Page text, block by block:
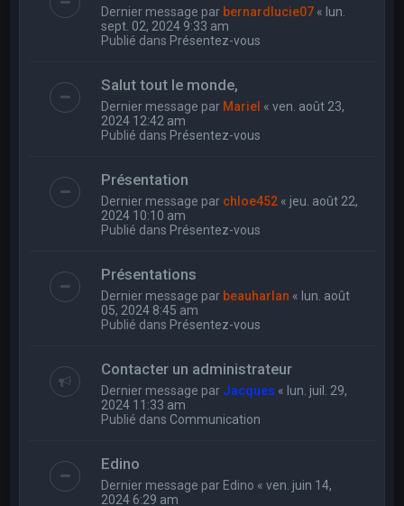
Dernier message par bernardlucie07 « lun.
sept. 02, 2024 9:33 am
Publié dans Présentez-vous
Salut tout le monde,
Dernier message par Mariel «ven. août 23,
2024 12:42 am
Publié dans Présentez-vous
Présentation
Dernier message par chloe452 « jeu. août 22,
2024 10:10 am
Publié dans Présentez-vous
Présentations
Dernier message par beauharlan « lun. août
05, 2024 8:45 am
Publié dans Présentez-vous
Contacter un administrateur
Dernier message par Jacques « lun. juil. 29,
2024 11:33 am
Publié dans Communication
Edino
Dernier message par Edino «ven. juin 14,
2024 6:29 am